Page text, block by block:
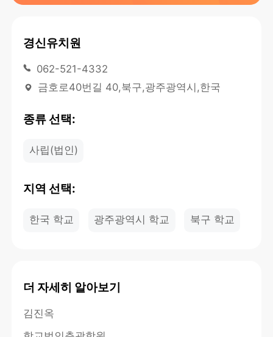
경신유치원
062-521-4332
금호로40번길 40,북구,광주광역시,한국
종류 선택:
사립(법인)
지역 선택:
한국 학교 광주광역시 학교 북구 학교
더 자세히 알아보기
김진옥